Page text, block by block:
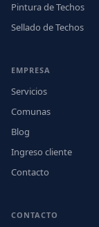
Pintura de Techos
Sellado de Techos
EMPRESA
Servicios
Comunas
Blog
Ingreso cliente
Contacto
CONTACTO